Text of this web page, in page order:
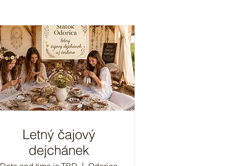
Letný čajový
dejchánek